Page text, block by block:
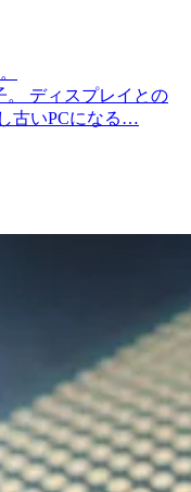
。 ディスプレイとの
古いPCになる…